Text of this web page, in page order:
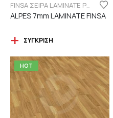
FINSA ΣΕΙΡΑ LAMINATE PUREFLOOR 7MM
ALPES 7mm LAMINATE FINSA
ΣΎΓΚΡΙΣΗ
HOT